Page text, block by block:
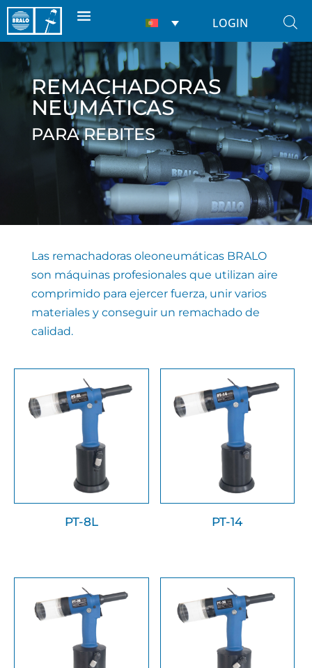
LOGIN
REMACHADORAS
NEUMÁTICAS
PARA REBITES
Las remachadoras oleoneumáticas BRALO
son máquinas profesionales que utilizan aire
comprimido para ejercer fuerza, unir varios
materiales y conseguir un remachado de
calidad.
PT-8L PT-14